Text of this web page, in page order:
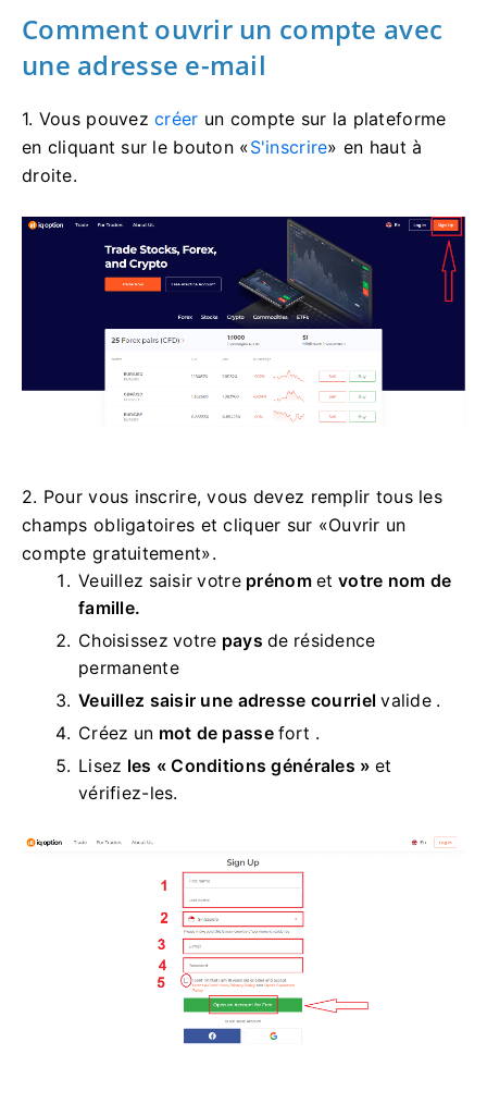
Comment ouvrir un compte avec
une adresse e-mail
1. Vous pouvezcréer un compte sur la plateforme
en cliquant sur le bouton «S'inscrire» en haut à
droite.
2. Pour vous inscrire, vous devez remplir tous les
champs obligatoires et cliquer sur «Ouvrir un
compte gratuitement».
Veuillez saisir votre prénomet votre nom de
famille.
Choisissez votre pays de résidence
permanente
Veuillez saisir une adresse courriel valide .
Créez un mot de passefort .
Lisez les « Conditions générales » et
vérifiez-les.